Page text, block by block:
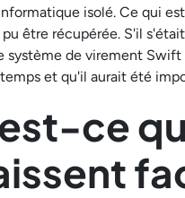
isolé. Ce qui
être récupérée. S'il
système de virement Swift
et qu'il aurait été
ce